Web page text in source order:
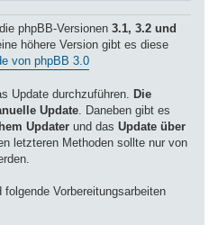
phpBB-Versionen 3.1, 3.2 und
höhere Version gibt es diese
von phpBB 3.0
Update durchzuführen. Die
Update. Daneben gibt es
Updater und das Update über
letzteren Methoden sollte nur von
Vorbereitungsarbeiten